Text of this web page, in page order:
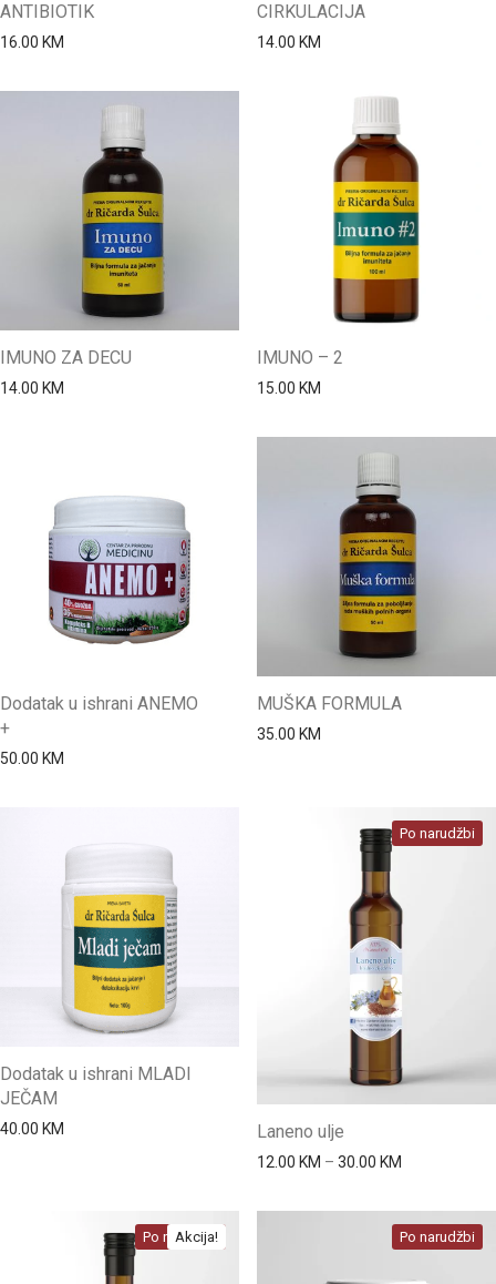
ANTIBIOTIK
16.00 KM
CIRKULACIJA
14.00 KM
IMUNO ZA DECU
14.00 KM
IMUNO – 2
15.00 KM
Dodatak u ishrani ANEMO
+
50.00 KM
MUŠKA FORMULA
35.00 KM
Dodatak u ishrani MLADI
JEČAM
40.00 KM
Po narudžbi
Laneno ulje
12.00 KM – 30.00 KM
Po narudžbi
Akcija! Po narudžbi